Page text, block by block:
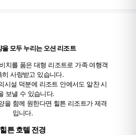
용고객들 한정 4박 예약시 3박 요금 노출 (최
람 20% 할인쿠폰, 미니바1회, 애프터눈티
바우처, 무료 Wi-Fi
베드타입은 개런티가 불가하며, 체크인시
청해주세요!
숙 기간 중 발생할 수 있는 추가 요금 또는 손
을 모두 누리는 오션 리조트
치를 품은 대형 리조트로 가족 여행객
히 사랑받고 있습니다.
시설 덕분에 리조트 안에서도 알찬 시
보낼 수 있습니다.
을 함께 원한다면 힐튼 리조트가 제격
입니다.
힐튼 호텔 전경